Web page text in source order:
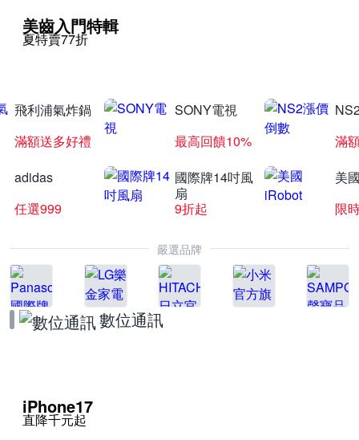
美齒入門特輯
夏特賣77折
飛利浦氣炸鍋
滿額送多好禮
SONY電視
最高回饋10%
滿
adidas
任選999
國際牌14吋風
扇
9折起
美
限
嚴選品牌
數位通訊
iPhone17
直降千元起